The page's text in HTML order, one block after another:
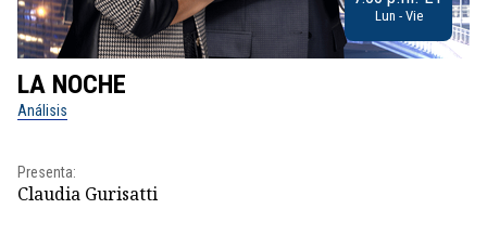
Lun - Vie
LA NOCHE
Análisis
Presenta:
Claudia Gurisatti